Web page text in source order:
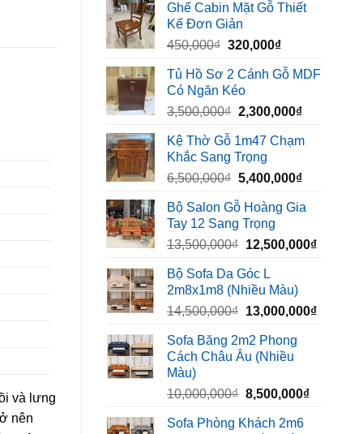
là:
2,500,000₫.
tại
Ghế Cabin Mặt Gỗ Thiết
Kế Đơn Giản
450,000₫ Giá
là:
450,000₫.
320,000₫Giá
tại
320,000₫.
Tủ Hồ Sơ 2 Cánh Gỗ MDF
Có Ngăn Kéo
3,500,000₫ Giá
là:
3,500,000₫.
2,300,000₫Giá
tại
Kệ Thờ Gỗ 1m47 Chạm
Khắc Sang Trọng
6,500,000₫ Giá
là:
6,500,000₫.
5,400,000₫Giá
tại
Bộ Salon Gỗ Hoàng Gia
Tay 12 Sang Trọng
13,500,000₫ Giá
là:
13,500,000₫.
12,500,000₫Giá
Bộ Sofa Da Góc L
2m8x1m8 (Nhiều Màu)
14,500,000₫ Giá
là:
14,500,000₫.
13,000,000₫Giá
Sofa Băng 2m2 Phong
Cách Châu Âu (Nhiều
Màu)
10,000,000₫ Giá
là:
8,500,000₫Giá
Sofa Phòng Khách 2m6
và lưng
nên